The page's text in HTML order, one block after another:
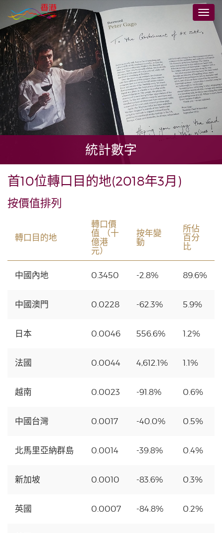
至
主
要
內
容
切
統計數字
首10位轉口目的地(2018年3月)
按價值排列
轉口目的地
轉口價
值 （十
億港
元）
按年變
動
所佔
百分
比
中國內地 0.3450 -2.8% 89.6%
中國澳門 0.0228 -62.3% 5.9%
日本 0.0046 556.6% 1.2%
法國 0.0044 4,612.1% 1.1%
越南 0.0023 -91.8% 0.6%
中國台灣 0.0017 -40.0% 0.5%
北馬里亞納群島 0.0014 -39.8% 0.4%
新加坡 0.0010 -83.6% 0.3%
英國 0.0007 -84.8% 0.2%